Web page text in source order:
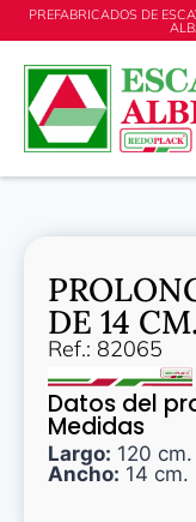
PREFABRICADOS DE
DE 14 CM.
Ref.: 82065
Datos del
Medidas
Largo: 120 cm.
Ancho: 14 cm.